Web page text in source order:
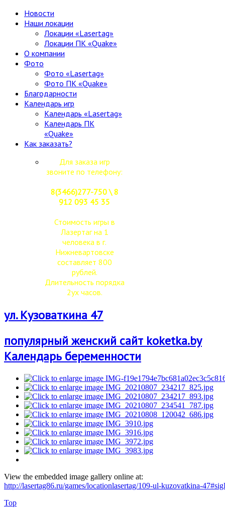
Новости
Наши локации
Локации «Lasertag»
Локации ПК «Quake»
О компании
Фото
Фото «Lasertag»
Фото ПК «Quake»
Благодарности
Календарь игр
Календарь «Lasertag»
Календарь ПК
«Quake»
Как заказать?
Для заказа игр
звоните по телефону:
8(3466)277-750 \ 8
912 093 45 35
Стоимость игры в
Лазертаг на 1
человека в г.
Нижневартовске
составляет 800
рублей.
Длительность порядка
2ух часов.
ул. Кузоваткина 47
популярный женский сайт koketka.by
Календарь беременности
View the embedded image gallery online at:
http://lasertag86.ru/games/locationlasertag/109-ul-kuzovatkina-
Top